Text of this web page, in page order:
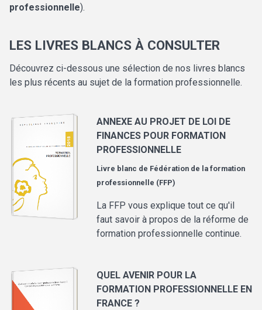
professionnelle).
LES LIVRES BLANCS À CONSULTER
Découvrez ci-dessous une sélection de nos livres blancs
les plus récents au sujet de la formation professionnelle.
ANNEXE AU PROJET DE LOI DE
FINANCES POUR FORMATION
PROFESSIONNELLE
Livre blanc de Fédération de la formation
professionnelle (FFP)
La FFP vous explique tout ce qu'il
faut savoir à propos de la réforme de
formation professionnelle continue.
QUEL AVENIR POUR LA
FORMATION PROFESSIONNELLE EN
FRANCE ?